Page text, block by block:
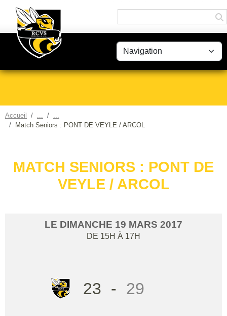
Accueil
Match Seniors : PONT DE VEYLE / ARCOL
MATCH SENIORS : PONT DE
VEYLE / ARCOL
LE DIMANCHE 19 MARS 2017
DE 15H À 17H
23 - 29
Panneau de gestion des cookies